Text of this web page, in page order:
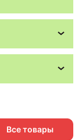
Все товары